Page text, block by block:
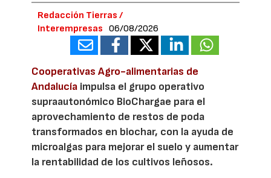
Redacción Tierras /
Interempresas
06/08/2026
Cooperativas Agro-alimentarias de
Andalucía impulsa el grupo operativo
supraautonómico BioChargae para el
aprovechamiento de restos de poda
transformados en biochar, con la ayuda de
microalgas para mejorar el suelo y aumentar
la rentabilidad de los cultivos leñosos.